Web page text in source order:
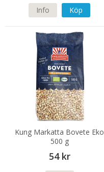
Info Köp
Kung Markatta Bovete Eko
500 g
54 kr